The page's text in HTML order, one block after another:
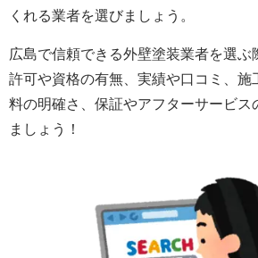
くれる業者を選びましょう。
広島で信頼できる外壁塗装業者を選ぶ
許可や資格の有無、実績や口コミ、施
料の明確さ、保証やアフターサービス
ましょう！